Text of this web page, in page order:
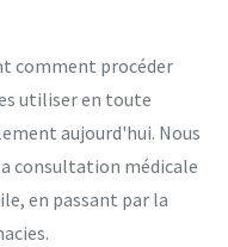
comment procéder
utiliser en toute
aujourd'hui. Nous
consultation médicale
en passant par la